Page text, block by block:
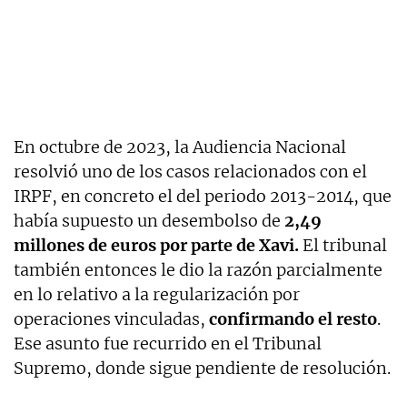
En octubre de 2023, la Audiencia Nacional
resolvió uno de los casos relacionados con el
IRPF, en concreto el del periodo 2013-2014, que
había supuesto un desembolso de 2,49
millones de euros por parte de Xavi. El tribunal
también entonces le dio la razón parcialmente
en lo relativo a la regularización por
operaciones vinculadas, confirmando el resto.
Ese asunto fue recurrido en el Tribunal
Supremo, donde sigue pendiente de resolución.